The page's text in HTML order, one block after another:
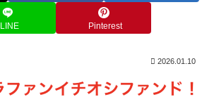
LINE Pinterest
2026.01.10